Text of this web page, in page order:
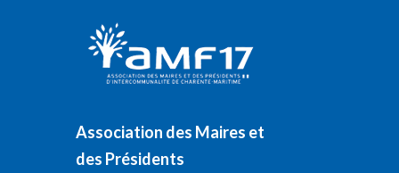
Association des Maires et
des Présidents